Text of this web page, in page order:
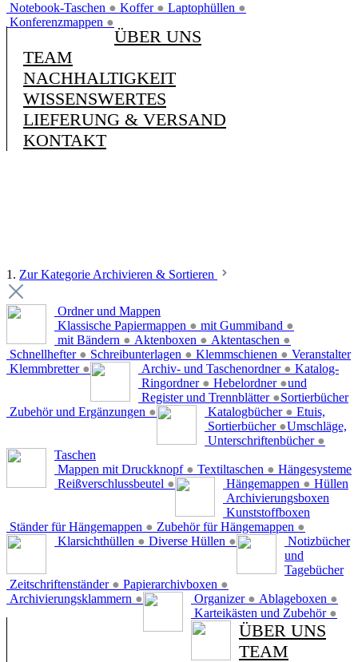
Notebook-Taschen ● Koffer ● Laptophüllen ●
Konferenzmappen ●
ÜBER UNS
TEAM
NACHHALTIGKEIT
WISSENSWERTES
LIEFERUNG & VERSAND
KONTAKT
1. Zur Kategorie Archivieren & Sortieren
Ordner und Mappen
Klassische Papiermappen ● mit Gummiband ●
mit Bändern ● Aktenboxen ● Aktentaschen ●
Schnellhefter ● Schreibunterlagen ● Klemmschienen ●
Klemmbretter ●
Veranstalter
Archiv- und Taschenordner ●
Ringordner ● Hebelordner ●
Register und Trennblätter ●
Zubehör und Ergänzungen ●
Katalog-
und
Sortierbücher
Katalogbücher ●
Sortierbücher ●
Unterschriftenbücher ●
Etuis,
Umschläge,
Taschen
Mappen mit Druckknopf ● Textiltaschen ●
Reißverschlussbeutel ●
Hängesysteme
Hängemappen ●
Ständer für Hängemappen ● Zubehör für Hängemappen ●
Hüllen
Klarsichthüllen ● Diverse Hüllen ●
Archivierungsboxen
Zeitschriftenständer ● Papierarchivboxen ●
Archivierungsklammern ●
Kunststoffboxen
Organizer ● Ablageboxen ●
Karteikästen und Zubehör ●
Notizbücher
und
Tagebücher
ÜBER UNS
TEAM